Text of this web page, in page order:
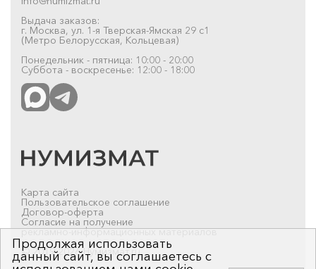
Выдача заказов:
г. Москва, ул. 1-я Тверская-Ямская 29 с1
(Метро Белорусская, Кольцевая)
Понедельник - пятница: 10:00 - 20:00
Суббота - воскресенье: 12:00 - 18:00
Карта сайта
Пользовательское соглашение
Договор-оферта
Согласие на получение
рекламно-информационных материалов
© 2019-2026 Нумизмат.ru
Продолжая использовать
данный сайт, вы соглашаетесь с